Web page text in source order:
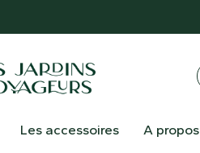
Les accessoires A propos